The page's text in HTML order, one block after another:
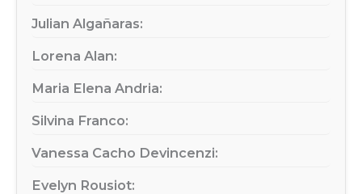
Julian Algañaras:
Lorena Alan:
Maria Elena Andria:
Silvina Franco:
Vanessa Cacho Devincenzi:
Evelyn Rousiot: